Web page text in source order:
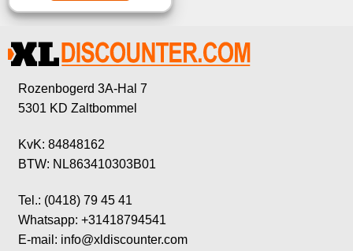
Rozenbogerd 3A-Hal 7
5301 KD Zaltbommel
KvK: 84848162
BTW: NL863410303B01
Tel.: (0418) 79 45 41
Whatsapp: +31418794541
E-mail: info@xldiscounter.com